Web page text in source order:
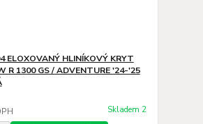
ELOXOVANÝ HLINÍKOVÝ KRYT
R 1300 GS / ADVENTURE '24-'25
Skladem 2